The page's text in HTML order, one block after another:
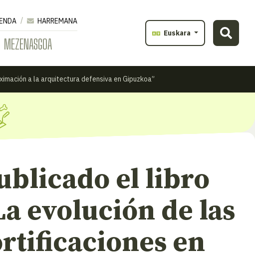
MEZENASGOA
HARREMANA
Euskara
a la arquitectura defensiva en Gipuzkoa”
el libro
evolución de las
en